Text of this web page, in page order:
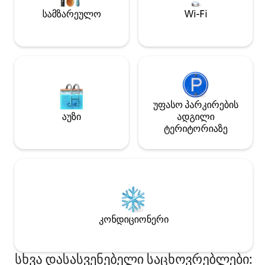
სამზარეულო Wi-Fi
აუზი
უფასო პარკირების
ადგილი
ტერიტორიაზე
კონდიციონერი
სხვა დასასვენებელი საცხოვრებლები: